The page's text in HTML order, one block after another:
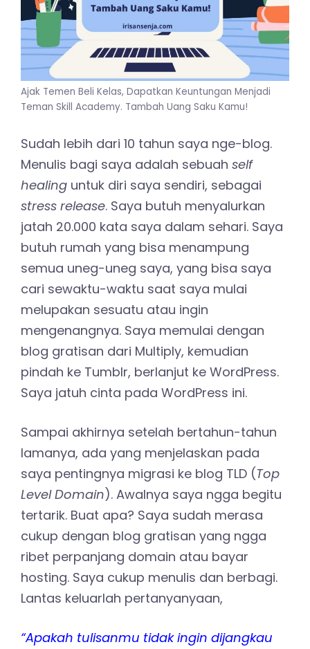
Ajak Temen Beli Kelas, Dapatkan Keuntungan Menjadi
Teman Skill Academy. Tambah Uang Saku Kamu!
Sudah lebih dari 10 tahun saya nge-blog.
Menulis bagi saya adalah sebuah self
healing untuk diri saya sendiri, sebagai
stress release. Saya butuh menyalurkan
jatah 20.000 kata saya dalam sehari. Saya
butuh rumah yang bisa menampung
semua uneg-uneg saya, yang bisa saya
cari sewaktu-waktu saat saya mulai
melupakan sesuatu atau ingin
mengenangnya. Saya memulai dengan
blog gratisan dari Multiply, kemudian
pindah ke Tumblr, berlanjut ke WordPress.
Saya jatuh cinta pada WordPress ini.
Sampai akhirnya setelah bertahun-tahun
lamanya, ada yang menjelaskan pada
saya pentingnya migrasi ke blog TLD (Top
Level Domain). Awalnya saya ngga begitu
tertarik. Buat apa? Saya sudah merasa
cukup dengan blog gratisan yang ngga
ribet perpanjang domain atau bayar
hosting. Saya cukup menulis dan berbagi.
Lantas keluarlah pertanyanyaan,
“Apakah tulisanmu tidak ingin dijangkau